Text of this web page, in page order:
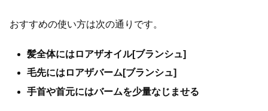
おすすめの使い方は次の通りです。
髪全体にはロアザオイル[ブランシュ]
毛先にはロアザバーム[ブランシュ]
手首や首元にはバームを少量なじませる